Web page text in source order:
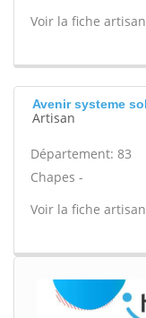
Voir la fiche
Avenir systeme
Artisan
Département: 83
Chapes -
Voir la fiche